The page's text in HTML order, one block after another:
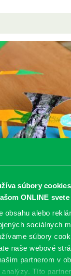
súbory
ONLINE svete
obsahu alebo
sociálnych
súbory
naše webové
partnerom v
Títo